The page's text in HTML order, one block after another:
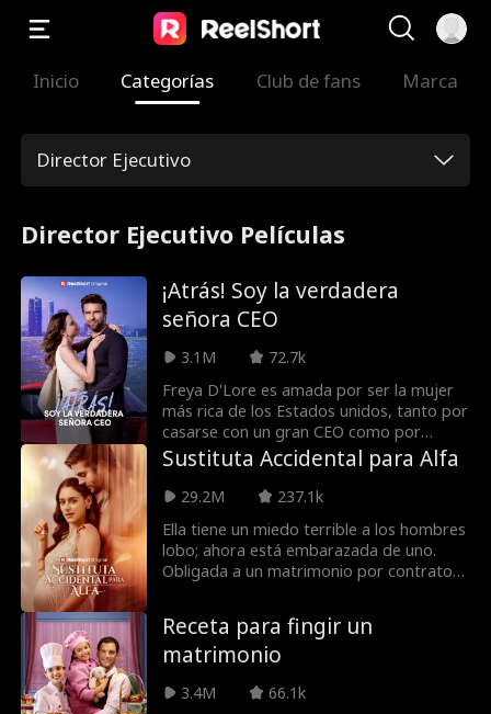
Inicio Categorías Club de fans Marca
Director Ejecutivo
Director Ejecutivo Películas
¡Atrás! Soy la verdadera
señora CEO
3.1M
72.7k
Freya D'Lore es amada por ser la mujer
más rica de los Estados unidos, tanto por
casarse con un gran CEO como por
diseñar la joyería más deseada bajo un
alias. Cuando va a la oficina para cubrir a
su esposo, descubre que otra mujer
caos en su vida personal y profesional.
Sustituta Accidental para Alfa
29.2M
237.1k
Ella tiene un miedo terrible a los hombres
lobo; ahora está embarazada de uno.
Obligada a un matrimonio por contrato
debe ocultar su identidad para sobrevivir.
Receta para fingir un
matrimonio
3.4M
66.1k